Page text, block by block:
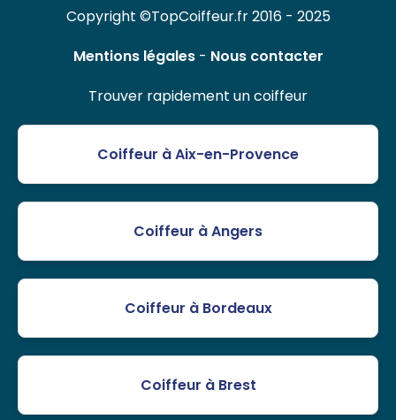
Copyright ©TopCoiffeur.fr 2016 - 2025
Mentions légales- Nous contacter
Trouver rapidement un coiffeur
Coiffeur à Aix-en-Provence
Coiffeur à Angers
Coiffeur à Bordeaux
Coiffeur à Brest